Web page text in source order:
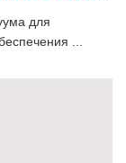
для
...